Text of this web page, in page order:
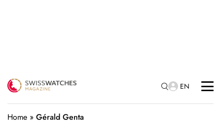
EN
Home » Gérald Genta